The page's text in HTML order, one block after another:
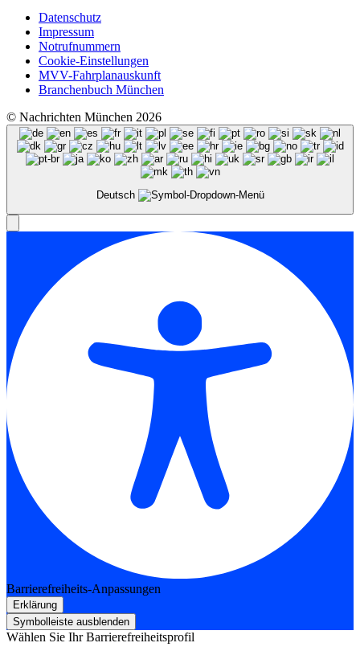
Datenschutz
Impressum
Notrufnummern
Cookie-Einstellungen
MVV-Fahrplanauskunft
Branchenbuch München
© Nachrichten München 2026
Deutsch
Barrierefreiheits-Anpassungen
Erklärung
Symbolleiste ausblenden
Wählen Sie Ihr Barrierefreiheitsprofil